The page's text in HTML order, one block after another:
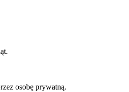
osobę prywatną.